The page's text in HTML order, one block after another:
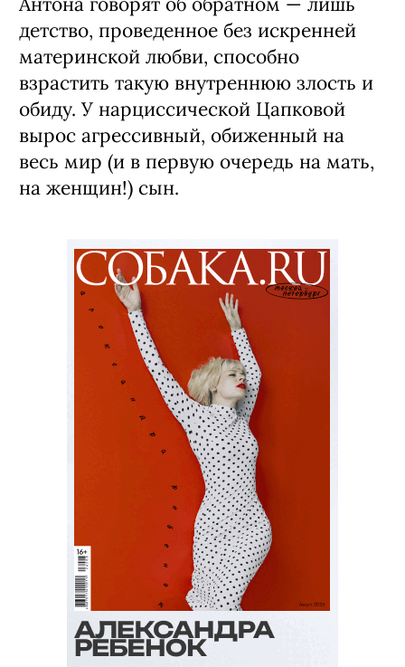
детство, проведенное без искренней
материнской любви, способно
взрастить такую внутреннюю злость и
обиду. У нарциссической Цапковой
вырос агрессивный, обиженный на
весь мир (и в первую очередь на мать,
на женщин!) сын.